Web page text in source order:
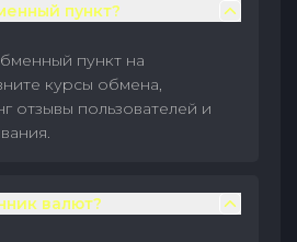
пункт?
пункт на
курсы обмена,
отзывы пользователей и
валют?